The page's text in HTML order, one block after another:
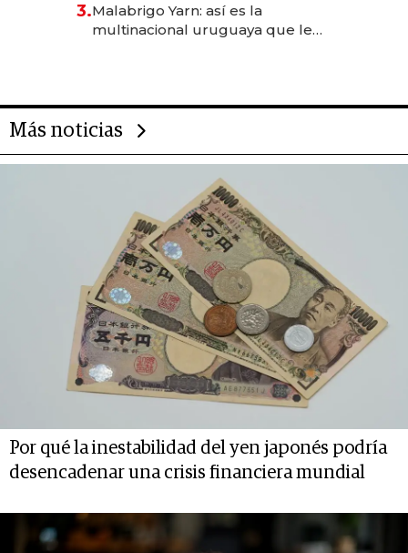
anticipación y prepara apertura
3.Malabrigo Yarn: así es la
multinacional uruguaya que le
Más noticias
Por qué la inestabilidad del yen japonés podría
desencadenar una crisis financiera mundial